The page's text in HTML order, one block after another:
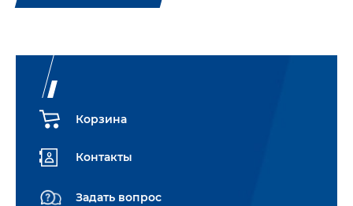
Корзина
Контакты
Задать вопрос